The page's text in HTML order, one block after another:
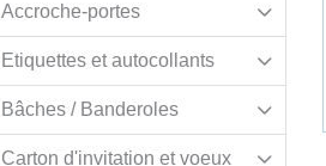
Accroche-portes
Etiquettes et autocollants
Bâches / Banderoles
Carton d'invitation et voeux